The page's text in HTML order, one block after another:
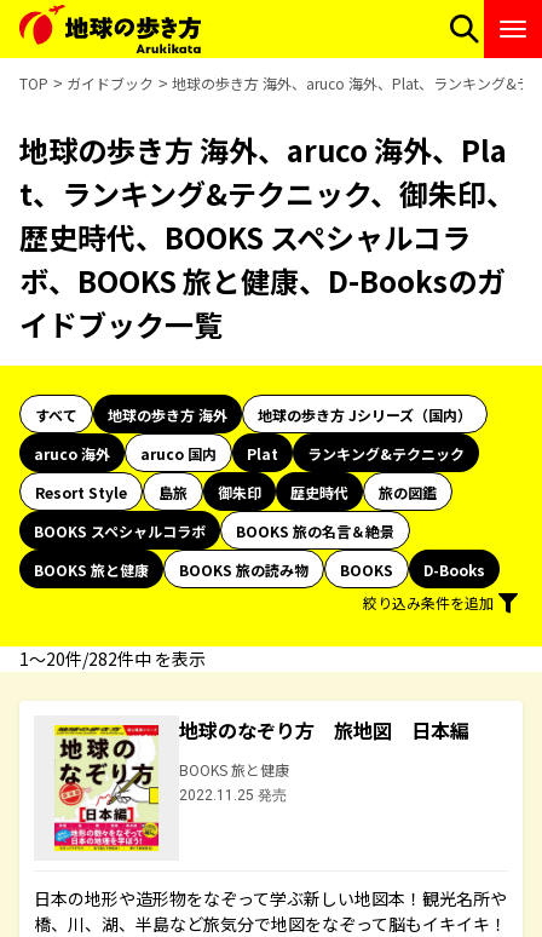
TOP ガイドブック 地球の歩き方 海外、aruco 海外、Plat、ランキング&テ
地球の歩き方 海外、aruco 海外、Pla
t、ランキング&テクニック、御朱印、
歴史時代、BOOKS スペシャルコラ
ボ、BOOKS 旅と健康、D-Booksのガ
イドブック一覧
すべて 地球の歩き方 海外
地球の歩き方 Jシリーズ（国内）
aruco 海外
aruco 国内 Plat
ランキング&テクニック
Resort Style
島旅 御朱印 歴史時代
旅の図鑑
BOOKS スペシャルコラボ
BOOKS 旅の名言＆絶景
BOOKS 旅と健康
BOOKS 旅の読み物 BOOKS
D-Books
絞り込み条件を追加
1〜20件/282件中 を表示
地球のなぞり方 旅地図 日本編
BOOKS 旅と健康
2022.11.25 発売
日本の地形や造形物をなぞって学ぶ新しい地図本！観光名所や
橋、川、湖、半島など旅気分で地図をなぞって脳もイキイキ！